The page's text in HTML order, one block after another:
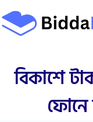
Skip
to
বিকাশে
ফোনে